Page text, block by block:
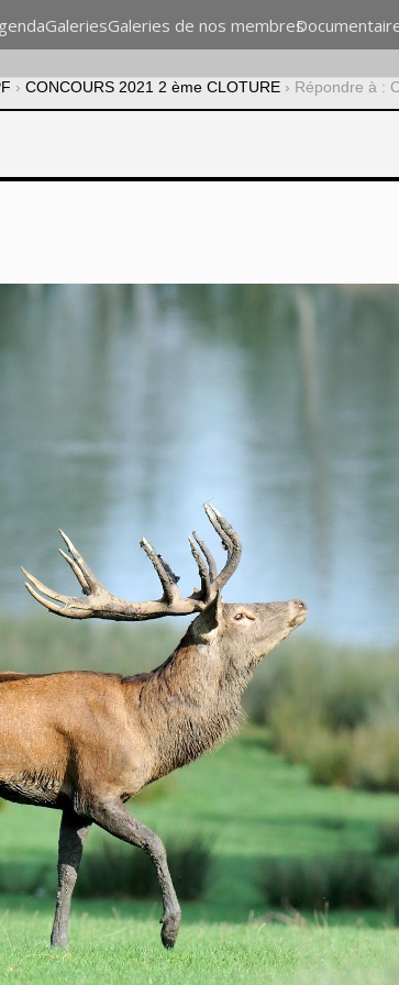
GaleriesGaleries de nos membres
› CONCOURS 2021 2 ème CLOTURE › Répondre à :